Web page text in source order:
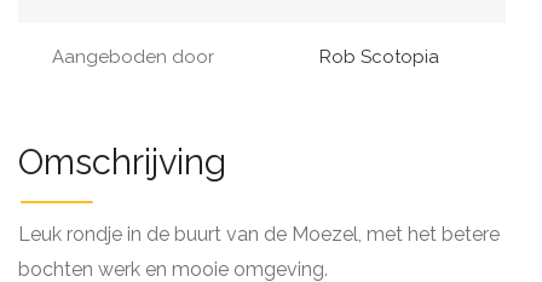
Aangeboden door Rob Scotopia
Omschrijving
Leuk rondje in de buurt van de Moezel, met het betere
bochten werk en mooie omgeving.